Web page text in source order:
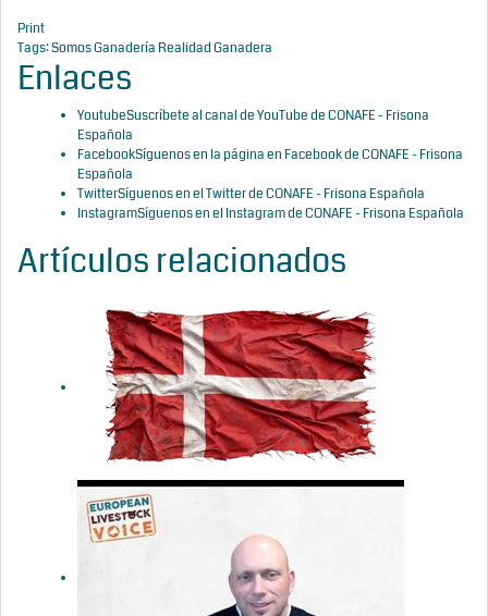
Print
Tags:Somos Ganadería Realidad Ganadera
Enlaces
YoutubeSuscríbete al canal de YouTube de CONAFE - Frisona
Española
FacebookSíguenos en la página en Facebook de CONAFE - Frisona
Española
TwitterSíguenos en el Twitter de CONAFE - Frisona Española
InstagramSíguenos en el Instagram de CONAFE - Frisona Española
Artículos relacionados
Dinamarca
elimina el
Ministerio de